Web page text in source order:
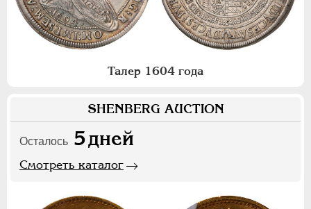
Талер 1604 года
SHENBERG AUCTION
Осталось 5дней
Смотреть каталог